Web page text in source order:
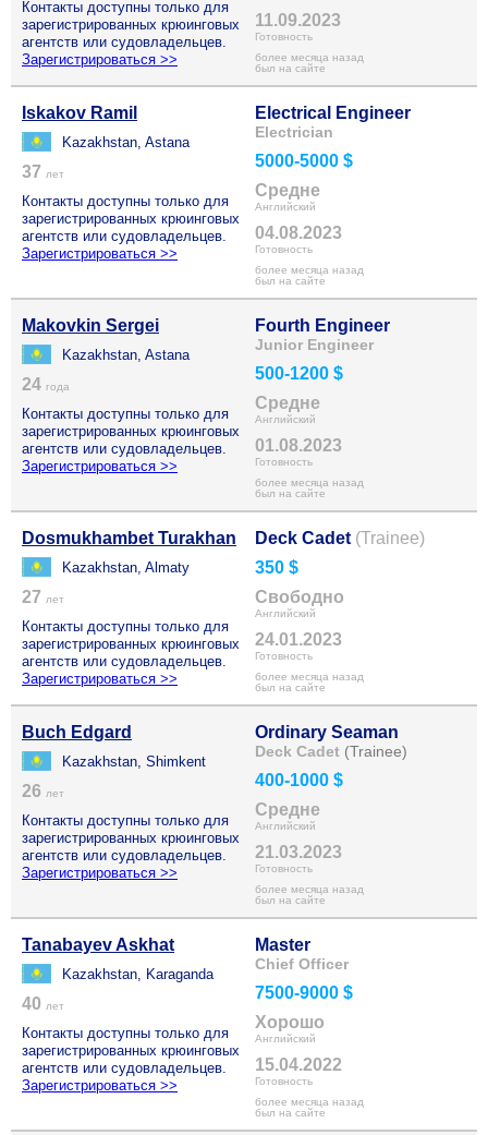
Контакты доступны только для
зарегистрированных крюинговых
агентств или судовладельцев.
Зарегистрироваться >>
11.09.2023
Готовность
более месяца назад
был на сайте
Iskakov Ramil
Kazakhstan, Astana
37 лет
Контакты доступны только для
зарегистрированных крюинговых
агентств или судовладельцев.
Зарегистрироваться >>
Electrical Engineer
Electrician
5000-5000 $
Средне
Английский
04.08.2023
Готовность
более месяца назад
был на сайте
Makovkin Sergei
Kazakhstan, Astana
24 года
Контакты доступны только для
зарегистрированных крюинговых
агентств или судовладельцев.
Зарегистрироваться >>
Fourth Engineer
Junior Engineer
500-1200 $
Средне
Английский
01.08.2023
Готовность
более месяца назад
был на сайте
Dosmukhambet Turakhan
Kazakhstan, Almaty
27 лет
Контакты доступны только для
зарегистрированных крюинговых
агентств или судовладельцев.
Зарегистрироваться >>
Deck Cadet (Trainee)
350 $
Свободно
Английский
24.01.2023
Готовность
более месяца назад
был на сайте
Buch Edgard
Kazakhstan, Shimkent
26 лет
Контакты доступны только для
зарегистрированных крюинговых
агентств или судовладельцев.
Зарегистрироваться >>
Ordinary Seaman
Deck Cadet (Trainee)
400-1000 $
Средне
Английский
21.03.2023
Готовность
более месяца назад
был на сайте
Tanabayev Askhat
Kazakhstan, Karaganda
40 лет
Контакты доступны только для
зарегистрированных крюинговых
агентств или судовладельцев.
Зарегистрироваться >>
Master
Chief Officer
7500-9000 $
Хорошо
Английский
15.04.2022
Готовность
более месяца назад
был на сайте